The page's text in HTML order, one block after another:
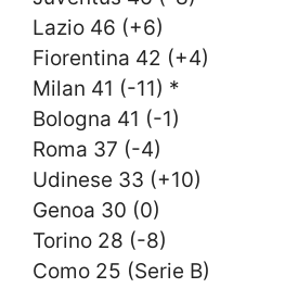
Lazio 46 (+6)
Fiorentina 42 (+4)
Milan 41 (-11) *
Bologna 41 (-1)
Roma 37 (-4)
Udinese 33 (+10)
Genoa 30 (0)
Torino 28 (-8)
Como 25 (Serie B)